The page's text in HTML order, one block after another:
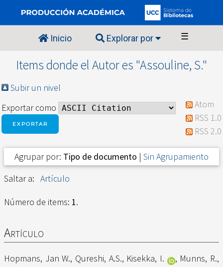
Inicio Explorar por ☰
Items donde el Autor es "Assouline, S."
Subir un nivel
Exportar como
Atom
RSS 1.0
RSS 2.0
Agrupar por: Tipo de documento | Sin Agrupamiento
Saltar a: Artículo
Número de items: 1.
Artículo
Hopmans, Jan W., Qureshi, A.S., Kisekka, I. , Munns, R.,